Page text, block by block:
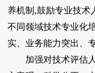
养机制,鼓励专业技术
不同领域技术专业化
实、业务能力突出、
加强对技术评估人